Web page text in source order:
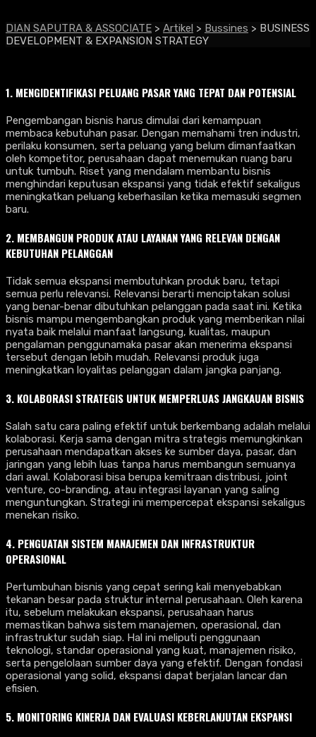
DIAN SAPUTRA & ASSOCIATE > Artikel > Bussines > BUSINESS
DEVELOPMENT & EXPANSION STRATEGY
1. MENGIDENTIFIKASI PELUANG PASAR YANG TEPAT DAN POTENSIAL
Pengembangan bisnis harus dimulai dari kemampuan
membaca kebutuhan pasar. Dengan memahami tren industri,
perilaku konsumen, serta peluang yang belum dimanfaatkan
oleh kompetitor, perusahaan dapat menemukan ruang baru
untuk tumbuh. Riset yang mendalam membantu bisnis
menghindari keputusan ekspansi yang tidak efektif sekaligus
meningkatkan peluang keberhasilan ketika memasuki segmen
baru.
2. MEMBANGUN PRODUK ATAU LAYANAN YANG RELEVAN DENGAN
KEBUTUHAN PELANGGAN
Tidak semua ekspansi membutuhkan produk baru, tetapi
semua perlu relevansi. Relevansi berarti menciptakan solusi
yang benar-benar dibutuhkan pelanggan pada saat ini. Ketika
bisnis mampu mengembangkan produk yang memberikan nilai
nyata baik melalui manfaat langsung, kualitas, maupun
pengalaman penggunamaka pasar akan menerima ekspansi
tersebut dengan lebih mudah. Relevansi produk juga
meningkatkan loyalitas pelanggan dalam jangka panjang.
3. KOLABORASI STRATEGIS UNTUK MEMPERLUAS JANGKAUAN BISNIS
Salah satu cara paling efektif untuk berkembang adalah melalui
kolaborasi. Kerja sama dengan mitra strategis memungkinkan
perusahaan mendapatkan akses ke sumber daya, pasar, dan
jaringan yang lebih luas tanpa harus membangun semuanya
dari awal. Kolaborasi bisa berupa kemitraan distribusi, joint
venture, co-branding, atau integrasi layanan yang saling
menguntungkan. Strategi ini mempercepat ekspansi sekaligus
menekan risiko.
4. PENGUATAN SISTEM MANAJEMEN DAN INFRASTRUKTUR
OPERASIONAL
Pertumbuhan bisnis yang cepat sering kali menyebabkan
tekanan besar pada struktur internal perusahaan. Oleh karena
itu, sebelum melakukan ekspansi, perusahaan harus
memastikan bahwa sistem manajemen, operasional, dan
infrastruktur sudah siap. Hal ini meliputi penggunaan
teknologi, standar operasional yang kuat, manajemen risiko,
serta pengelolaan sumber daya yang efektif. Dengan fondasi
operasional yang solid, ekspansi dapat berjalan lancar dan
efisien.
5. MONITORING KINERJA DAN EVALUASI KEBERLANJUTAN EKSPANSI